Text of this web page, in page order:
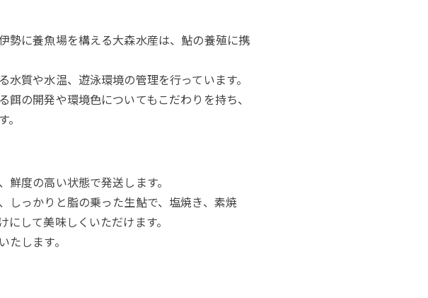
勢に養魚場を構える大森水産は、鮎の養殖に携
質や水温、遊泳環境の管理を行っています。
餌の開発や環境色についてもこだわりを持ち、
度の高い状態で発送します。
しっかりと脂の乗った生鮎で、塩焼き、素焼
して美味しくいただけます。
たします。